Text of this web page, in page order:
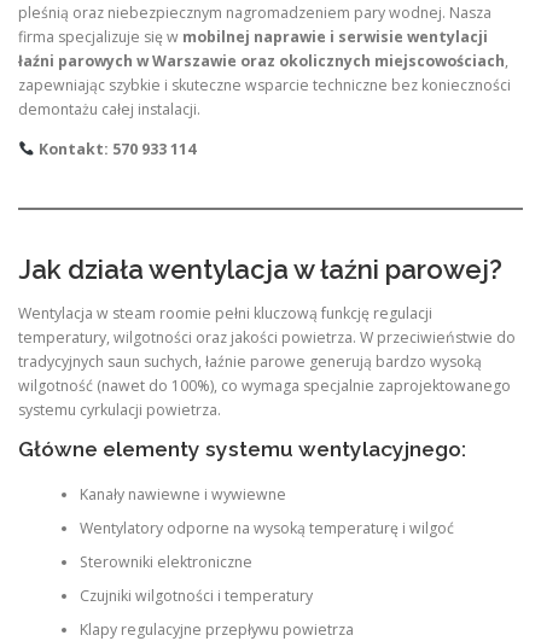
pleśnią oraz niebezpiecznym nagromadzeniem pary wodnej. Nasza
firma specjalizuje się w mobilnej naprawie i serwisie wentylacji
łaźni parowych w Warszawie oraz okolicznych miejscowościach,
zapewniając szybkie i skuteczne wsparcie techniczne bez konieczności
demontażu całej instalacji.
Kontakt: 570 933 114
Jak działa wentylacja w łaźni parowej?
Wentylacja w steam roomie pełni kluczową funkcję regulacji
temperatury, wilgotności oraz jakości powietrza. W przeciwieństwie do
tradycyjnych saun suchych, łaźnie parowe generują bardzo wysoką
wilgotność (nawet do 100%), co wymaga specjalnie zaprojektowanego
systemu cyrkulacji powietrza.
Główne elementy systemu wentylacyjnego:
Kanały nawiewne i wywiewne
Wentylatory odporne na wysoką temperaturę i wilgoć
Sterowniki elektroniczne
Czujniki wilgotności i temperatury
Klapy regulacyjne przepływu powietrza